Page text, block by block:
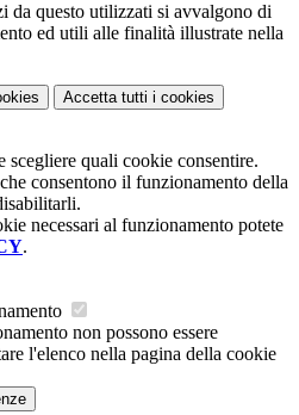
da questo utilizzati si avvalgono di
ed utili alle finalità illustrate nella
Accetta tutti i cookies
scegliere quali cookie consentire.
consentono il funzionamento della
necessari al funzionamento potete
.
non possono essere
l'elenco nella pagina della cookie